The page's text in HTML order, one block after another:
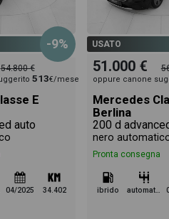
-9%
54.800 €
513€/mese
E
auto
04/2025 34.402
USATO
51.000 €
oppure canone
Mercedes
Berlina
200 d
nero
Pronta consegna
ibrido automatico